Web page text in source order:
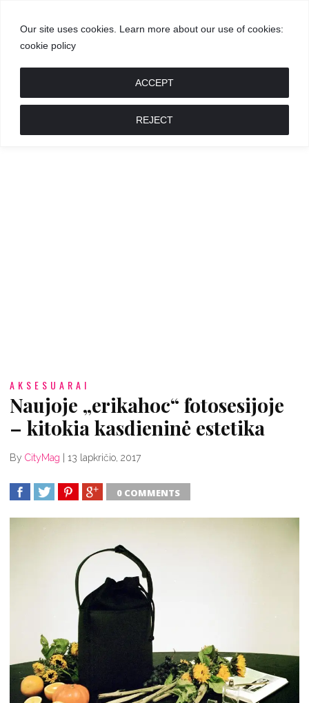
Our site uses cookies. Learn more about our use of cookies:
cookie policy
REJECT
ACCEPT
GROŽIS
MADA
AKSESUARAI
Naujoje „erikahoc“ fotosesijoje
– kitokia kasdieninė estetika
By CityMag 13 lapkričio, 2017
0 COMMENTS